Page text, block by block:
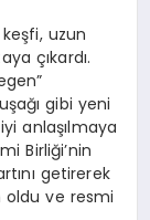
keşfi, uzun
çıkardı.
gibi yeni
anlaşılmaya
Birliği’nin
getirerek
oldu ve resmi